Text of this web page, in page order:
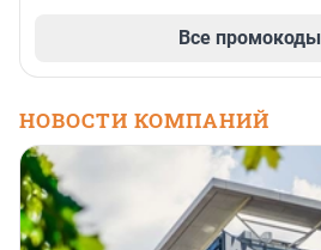
Все промокоды
НОВОСТИ КОМПАНИЙ